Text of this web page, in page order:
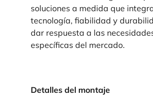
soluciones a medida que
tecnología, fiabilidad y
dar respuesta a las
específicas del mercado.
Detalles del montaje